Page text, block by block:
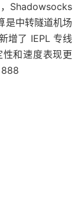
Shadowsocks
是中转隧道机场
增了 IEPL 专线
和速度表现更
888